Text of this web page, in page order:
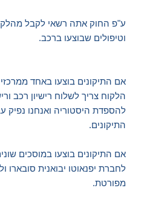
ע"פ החוק אתה רשאי לקבל
וטיפולים שבוצעו ברכב.
אם התיקונים בוצעו באחד
הלקוח צריך לשלוח רישיון רכב
להספדת היסטוריה ואנחנו נפיק
התיקונים.
אם התיקונים בוצעו במוסכים
לחברת יפנאוטו יבואנית סובארו
מפורטת.